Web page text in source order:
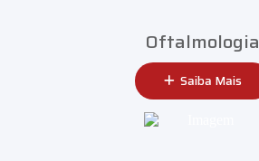
Oftalmologia
Saiba Mais